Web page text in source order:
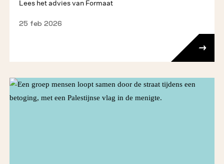
Lees het advies van Formaat
25 feb 2026